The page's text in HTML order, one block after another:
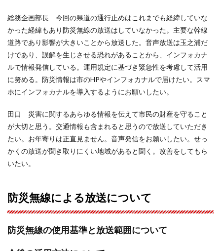
総務企画部長 今回の県道の通行止めはこれまでも経緯していな
かった経緯もあり防災無線の放送はしていなかった。主要な幹線
道路であり影響が大きいことから放送した。音声放送は玉之浦だ
けであり、誤解を生じさせる恐れがあることから、インフォカナ
ルで情報発信している。運用規定に基づき緊急性を考慮して活用
に努める。防災情報は市のHPやインフォカナルで届けたい。スマ
ホにインフォカナルを導入するようにお願いしたい。
田口 災害に関するあらゆる情報を伝えて市民の財産を守ること
が大切と思う。交通情報も含まれると思うので放送していただき
たい。お年寄りは正直見ません。音声発信をお願いしたい。せっ
かくの放送が聞き取りにくい地域があると聞く。改善をしてもら
いたい。
防災無線による放送について
防災無線の使用基準と放送範囲について